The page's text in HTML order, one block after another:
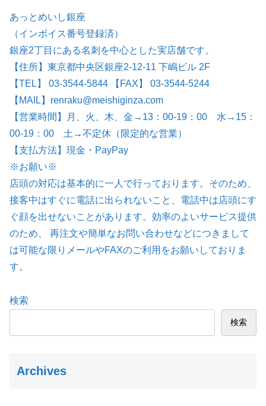
あっとめいし銀座
（インボイス番号登録済）
銀座2丁目にある名刺を中心とした実店舗です。
【住所】東京都中央区銀座2-12-11 下嶋ビル 2F
【TEL】 03-3544-5844 【FAX】 03-3544-5244
【MAIL】renraku@meishiginza.com
【営業時間】月、火、木、金→13：00-19：00 水→15：
00-19：00 土→不定休（限定的な営業）
【支払方法】現金・PayPay
※お願い※
店頭の対応は基本的に一人で行っております。そのため、
接客中はすぐに電話に出られないこと、電話中は店頭にす
ぐ顔を出せないことがあります。効率のよいサービス提供
のため、 再注文や簡単なお問い合わせなどにつきまして
は可能な限りメールやFAXのご利用をお願いしておりま
す。
検索
検索
Archives